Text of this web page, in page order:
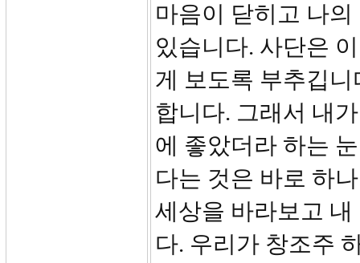
마음이 닫히고 나
있습니다. 사단은
게 보도록 부추깁
합니다. 그래서 내
에 좋았더라 하는
다는 것은 바로 하
세상을 바라보고
다. 우리가 창조주